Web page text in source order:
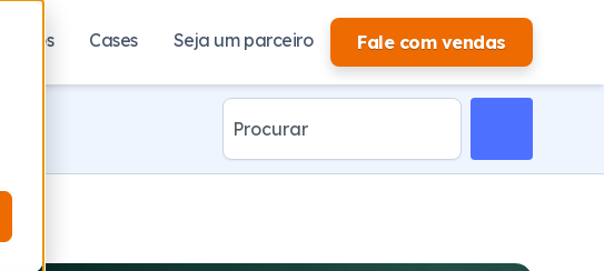
Planos Cases Seja um parceiro Fale com vendas